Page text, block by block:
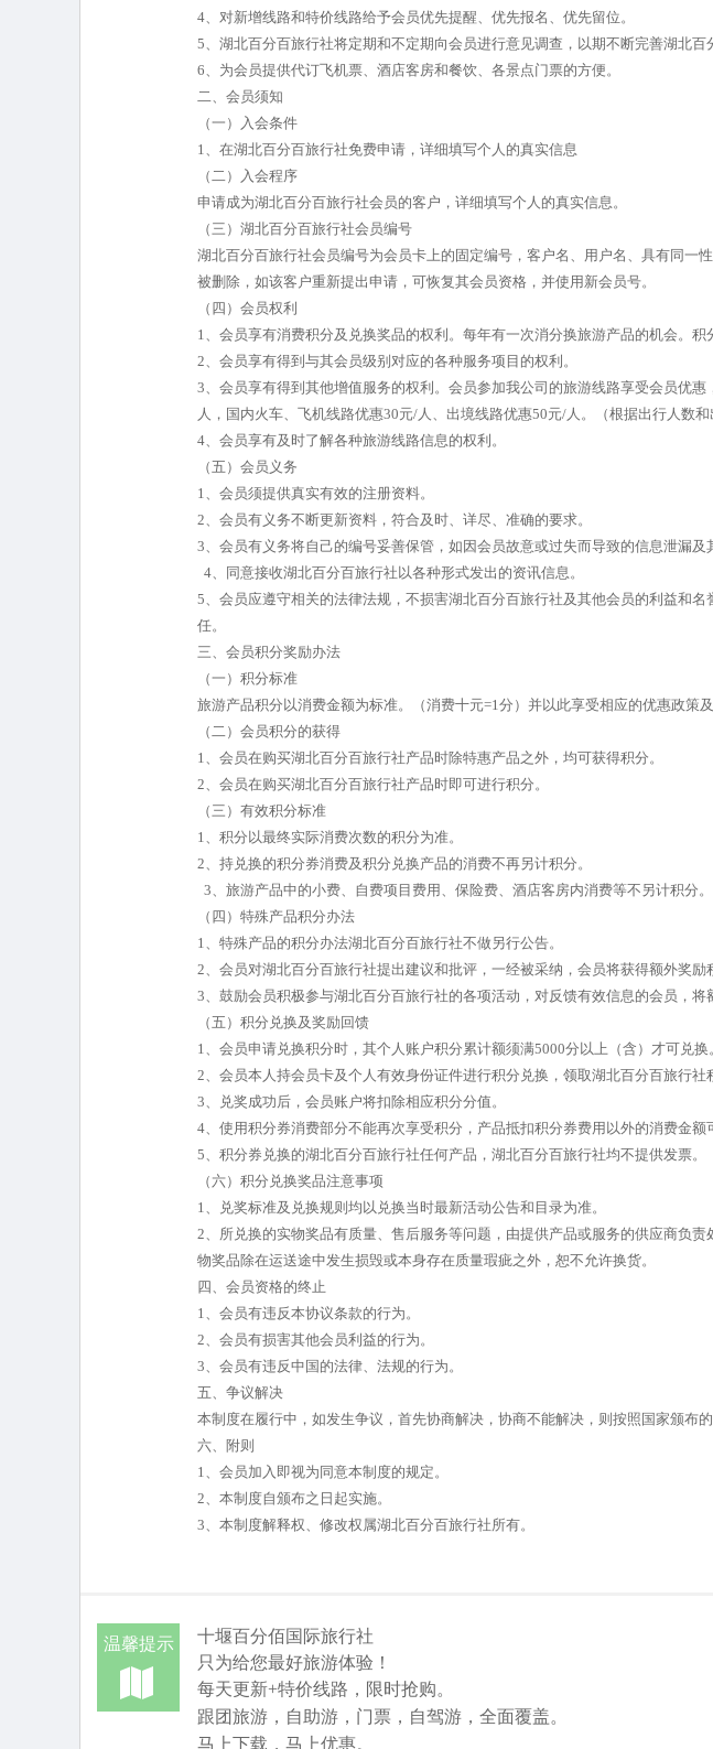
4、对新增线路和特价线路给予会员优先提醒、优先报名、优先留位。
5、湖北百分百旅行社将定期和不定期向会员进行意见调查，以期不断完善湖北百
6、为会员提供代订飞机票、酒店客房和餐饮、各景点门票的方便。
二、会员须知
（一）入会条件
1、在湖北百分百旅行社免费申请，详细填写个人的真实信息
（二）入会程序
申请成为湖北百分百旅行社会员的客户，详细填写个人的真实信息。
（三）湖北百分百旅行社会员编号
湖北百分百旅行社会员编号为会员卡上的固定编号，客户名、用户名、具有同一
被删除，如该客户重新提出申请，可恢复其会员资格，并使用新会员号。
（四）会员权利
1、会员享有消费积分及兑换奖品的权利。每年有一次消分换旅游产品的机会
2、会员享有得到与其会员级别对应的各种服务项目的权利。
3、会员享有得到其他增值服务的权利。会员参加我公司的旅游线路享受会员优
人，国内火车、飞机线路优惠30元/人、出境线路优惠50元/人。（根据出行人数和
4、会员享有及时了解各种旅游线路信息的权利。
（五）会员义务
1、会员须提供真实有效的注册资料。
2、会员有义务不断更新资料，符合及时、详尽、准确的要求。
3、会员有义务将自己的编号妥善保管，如因会员故意或过失而导致的信息泄漏
4、同意接收湖北百分百旅行社以各种形式发出的资讯信息。
5、会员应遵守相关的法律法规，不损害湖北百分百旅行社及其他会员的利益和
任。
三、会员积分奖励办法
（一）积分标准
旅游产品积分以消费金额为标准。（消费十元=1分）并以此享受相应的优惠政策
（二）会员积分的获得
1、会员在购买湖北百分百旅行社产品时除特惠产品之外，均可获得积分。
2、会员在购买湖北百分百旅行社产品时即可进行积分。
（三）有效积分标准
1、积分以最终实际消费次数的积分为准。
2、持兑换的积分券消费及积分兑换产品的消费不再另计积分。
3、旅游产品中的小费、自费项目费用、保险费、酒店客房内消费等不另计积分。
（四）特殊产品积分办法
1、特殊产品的积分办法湖北百分百旅行社不做另行公告。
2、会员对湖北百分百旅行社提出建议和批评，一经被采纳，会员将获得额外奖励
3、鼓励会员积极参与湖北百分百旅行社的各项活动，对反馈有效信息的会员，将
（五）积分兑换及奖励回馈
1、会员申请兑换积分时，其个人账户积分累计额须满5000分以上（含）才可兑换
2、会员本人持会员卡及个人有效身份证件进行积分兑换，领取湖北百分百旅行社
3、兑奖成功后，会员账户将扣除相应积分分值。
4、使用积分券消费部分不能再次享受积分，产品抵扣积分券费用以外的消费金额
5、积分券兑换的湖北百分百旅行社任何产品，湖北百分百旅行社均不提供发票。
（六）积分兑换奖品注意事项
1、兑奖标准及兑换规则均以兑换当时最新活动公告和目录为准。
2、所兑换的实物奖品有质量、售后服务等问题，由提供产品或服务的供应商负
物奖品除在运送途中发生损毁或本身存在质量瑕疵之外，恕不允许换货。
四、会员资格的终止
1、会员有违反本协议条款的行为。
2、会员有损害其他会员利益的行为。
3、会员有违反中国的法律、法规的行为。
五、争议解决
本制度在履行中，如发生争议，首先协商解决，协商不能解决，则按照国家颁布的
六、附则
1、会员加入即视为同意本制度的规定。
2、本制度自颁布之日起实施。
3、本制度解释权、修改权属湖北百分百旅行社所有。
温馨提示 十堰百分佰国际旅行社
只为给您最好旅游体验！
每天更新+特价线路，限时抢购。
跟团旅游，自助游，门票，自驾游，全面覆盖。
马上下载，马上优惠。